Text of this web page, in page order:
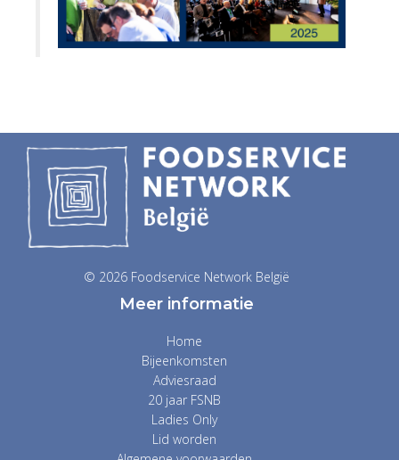
© 2026 Foodservice Network België
Meer informatie
Home
Bijeenkomsten
Adviesraad
20 jaar FSNB
Ladies Only
Lid worden